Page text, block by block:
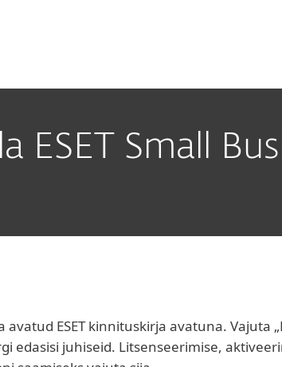
ESET Small
ESET kinnituskirja avatuna. Vajuta
edasisi juhiseid. Litsenseerimise,